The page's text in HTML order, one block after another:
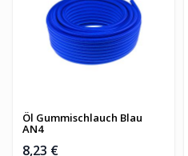
Öl Gummischlauch Blau
AN4
8,23 €